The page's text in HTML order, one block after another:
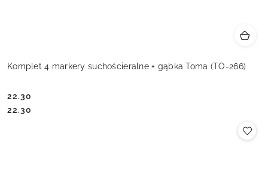
Komplet 4 markery suchościeralne + gąbka Toma (TO-266)
Cena:
22.30
Cena:
22.30